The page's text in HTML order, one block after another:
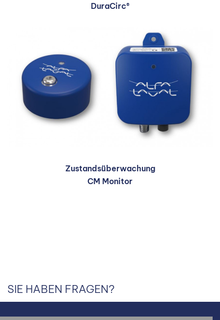
DuraCirc®
Zustandsüberwachung
CM Monitor
SIE HABEN FRAGEN?